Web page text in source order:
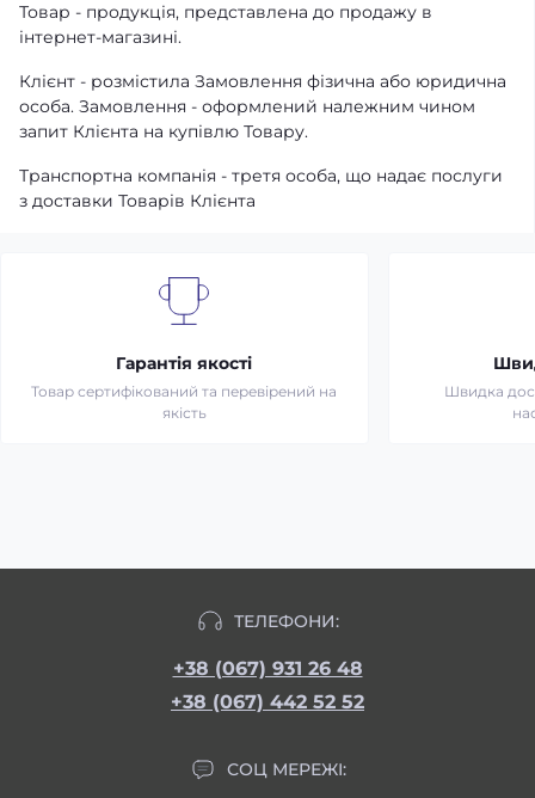
Товар - продукція, представлена ​​до продажу в
інтернет-магазині.
Клієнт - розмістила Замовлення фізична або юридична
особа. Замовлення - оформлений належним чином
запит Клієнта на купівлю Товару.
Транспортна компанія - третя особа, що надає послуги
з доставки Товарів Клієнта
Гарантія якості
Товар сертифікований та перевірений на
якість
Швидка
ТЕЛЕФОНИ:
+38 (067) 931 26 48
+38 (067) 442 52 52
СОЦ МЕРЕЖІ: